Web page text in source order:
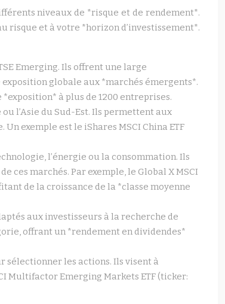
niveaux de *risque et de rendement*.
risque et à votre *horizon d’investissement*.
Emerging. Ils offrent une large
globale aux *marchés émergents*.
à plus de 1200 entreprises.
l’Asie du Sud-Est. Ils permettent aux
exemple est le iShares MSCI China ETF
l’énergie ou la consommation. Ils
ces marchés. Par exemple, le Global X MSCI
de la croissance de la *classe moyenne
aux investisseurs à la recherche de
offrant un *rendement en dividendes*
sélectionner les actions. Ils visent à
Multifactor Emerging Markets ETF (ticker: